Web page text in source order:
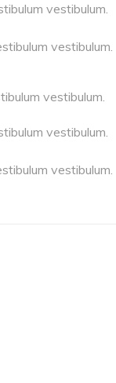
vestibulum.
vestibulum.
vestibulum.
vestibulum.
vestibulum.